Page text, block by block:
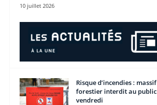
10 juillet 2026
Risque d’incendies : massif
forestier interdit au public
vendredi